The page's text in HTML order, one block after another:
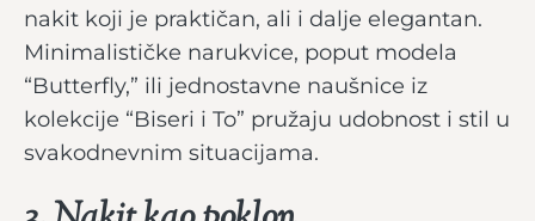
nakit koji je praktičan, ali i dalje elegantan.
Minimalističke narukvice, poput modela
“Butterfly,” ili jednostavne naušnice iz
kolekcije “Biseri i To” pružaju udobnost i stil u
svakodnevnim situacijama.